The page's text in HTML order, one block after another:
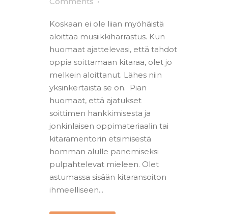
Koskaan ei ole liian myöhäistä
aloittaa musiikkiharrastus. Kun
huomaat ajattelevasi, että tahdot
oppia soittamaan kitaraa, olet jo
melkein aloittanut. Lähes niin
yksinkertaista se on. Pian
huomaat, että ajatukset
soittimen hankkimisesta ja
jonkinlaisen oppimateriaalin tai
kitaramentorin etsimisestä
homman alulle panemiseksi
pulpahtelevat mieleen. Olet
astumassa sisään kitaransoiton
ihmeelliseen...